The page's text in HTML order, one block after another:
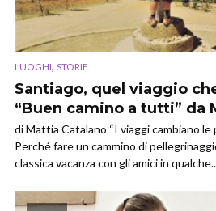
LUOGHI, STORIE
Santiago, quel viaggio
“Buen camino a tutti” da
di Mattia Catalano “I viaggi cambiano le
Perché fare un cammino di
classica vacanza con gli amici in